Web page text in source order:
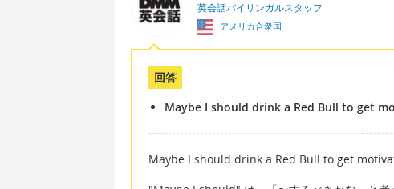
英会話バイリンガルスタッフ
アメリカ合衆国
回答
Maybe I should drink a Red Bull to get
Maybe I should drink a Red Bull to get